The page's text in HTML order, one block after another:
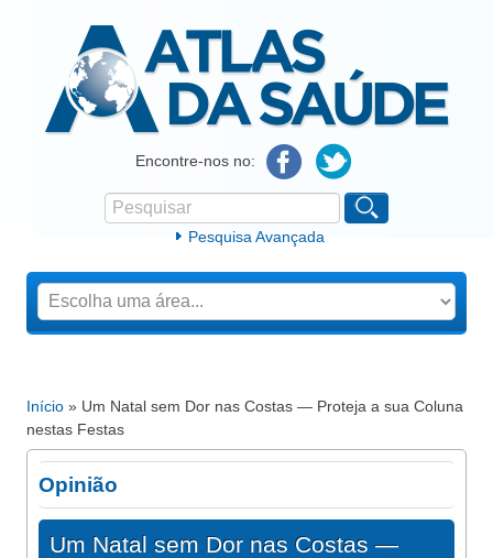
Atlas da SaúdeEncontre-nos no:
Formulário de procura
Pesquisar
Pesquisa Avançada
Está aqui
Início » Um Natal sem Dor nas Costas — Proteja a sua Coluna
nestas Festas
Opinião
Um Natal sem Dor nas Costas —